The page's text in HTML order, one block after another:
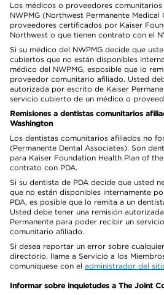
Los médicos o proveedores
NWPMG (Northwest Permanente Medical
proveedores certificados por Kaiser
Northwest o que tienen contrato con el
Si su médico del NWPMG decide que
cubiertos que no están disponibles
médico del NWPMG, esposible que lo
proveedor comunitario afiliado. Usted
autorizada por escrito de Kaiser
servicio cubierto de un médico o
Remisiones a dentistas comunitarios
Washington
Los dentistas comunitarios afiliados no
(Permanente Dental Associates). Son
para Kaiser Foundation Health Plan of
contrato con PDA.
Si su dentista de PDA decide que usted
que no están disponibles internamente
PDA, es posible que lo remita a un
Usted debe tener una remisión
Permanente para poder recibir un
comunitario afiliado.
Si desea reportar un error sobre
directorio, llame a Servicio a los
comuníquese con el administrador del
Informar sobre inquietudes a The Joint